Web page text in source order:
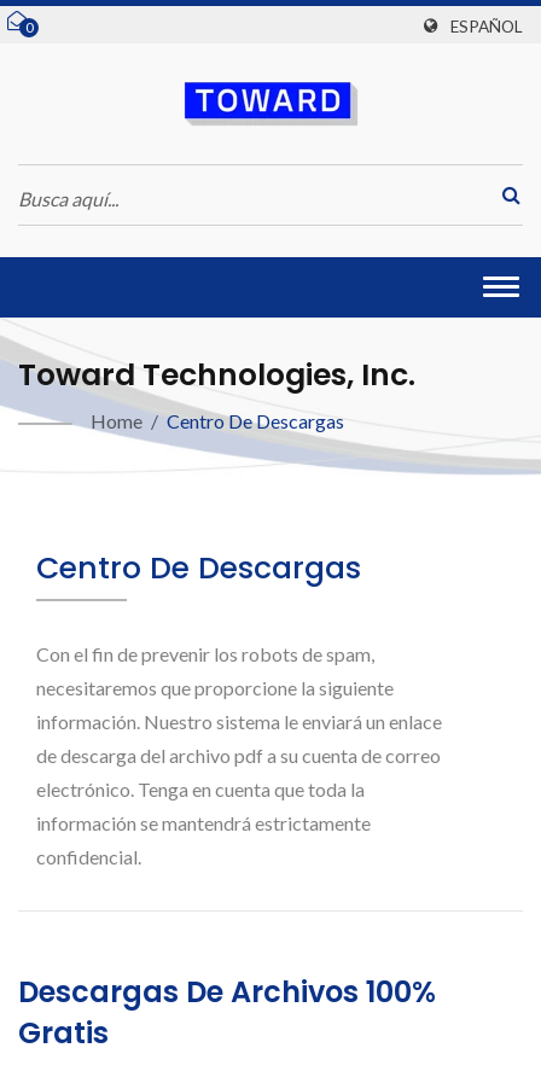
0 ESPAÑOL
Toward Technologies, Inc.
Home / Centro De Descargas
Centro De Descargas
Con el fin de prevenir los robots de spam,
necesitaremos que proporcione la siguiente
información. Nuestro sistema le enviará un enlace
de descarga del archivo pdf a su cuenta de correo
electrónico. Tenga en cuenta que toda la
información se mantendrá estrictamente
confidencial.
Descargas De Archivos 100%
Gratis